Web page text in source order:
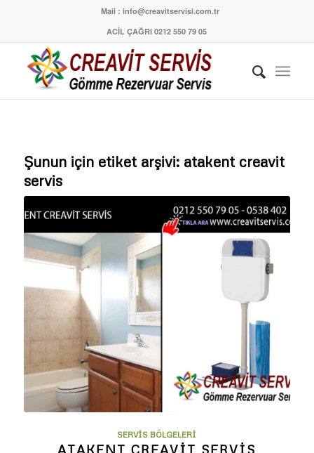
Mail : info@creavitservisi.com.tr
ACİL ÇAĞRI 0212 550 79 05
Şunun için etiket arşivi: atakent creavit
servis
SERVIS BÖLGELERI
ATAKENT CREAVIT SERVIS